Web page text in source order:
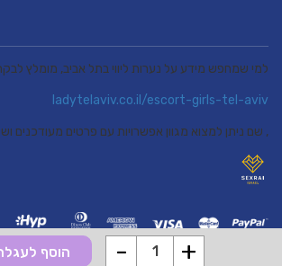
למי שמחפש מידע על נערות ליווי בתל אביב, מומלץ
ladytelaviv.co.il/escort-girls-tel-aviv
, שם ניתן למצוא מגוון אפשרויות עם פרטים מעודכנים
- + הוסף